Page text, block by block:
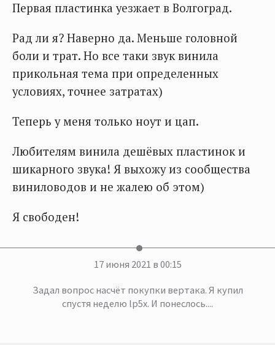
Первая пластинка уезжает в Волгоград.
Рад ли я? Наверно да. Меньше головной
боли и трат. Но все таки звук винила
прикольная тема при определенных
условиях, точнее затратах)
Теперь у меня только ноут и цап.
Любителям винила дешёвых пластинок и
шикарного звука! Я выхожу из сообщества
виниловодов и не жалею об этом)
Я свободен!
17 июня 2021 в 00:15
Задал вопрос насчёт покупки вертака. Я купил
спустя неделю lp5x. И понеслось....